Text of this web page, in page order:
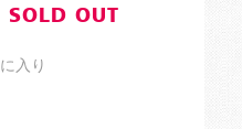
SOLD OUT
入り